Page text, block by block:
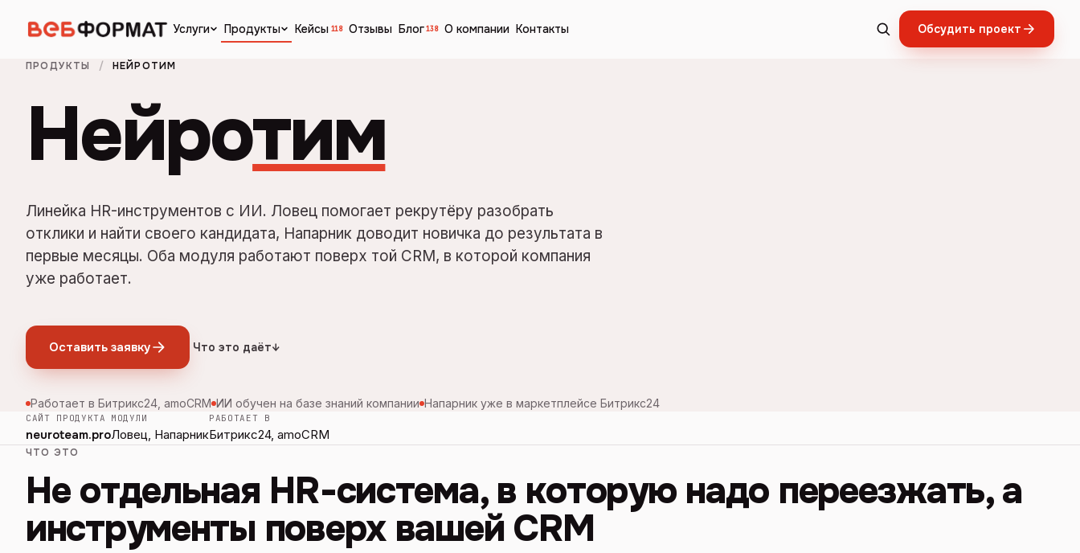
Услуги Продукты Кейсы 118 Отзывы Блог 138 О компании Контакты Обсудить проект
ПРОДУКТЫ / НЕЙРОТИМ
Нейротим
Линейка HR-инструментов с ИИ. Ловец помогает рекрутёру разобрать
отклики и найти своего кандидата, Напарник доводит новичка до результата в
первые месяцы. Оба модуля работают поверх той CRM, в которой компания
уже работает.
Оставить заявку Что это даёт↓
Работает в Битрикс24, amoCRM ИИ обучен на базе знаний компании Напарник уже в маркетплейсе Битрикс24
САЙТ ПРОДУКТА
neuroteam.pro
МОДУЛИ
Ловец, Напарник
РАБОТАЕТ В
Битрикс24, amoCRM
ЧТО ЭТО
Не отдельная HR-система, в которую надо переезжать, а
инструменты поверх вашей CRM